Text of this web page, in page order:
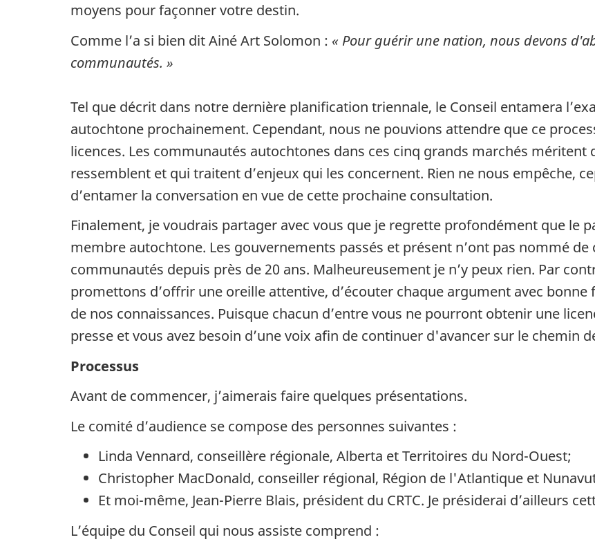
moyens pour façonner votre destin.
Comme l’a si bien dit Ainé Art Solomon : « Pour guérir une nation, nous devons
communautés. »
Tel que décrit dans notre dernière planification triennale, le Conseil entamera
autochtone prochainement. Cependant, nous ne pouvions attendre que ce
licences. Les communautés autochtones dans ces cinq grands marchés méritent
ressemblent et qui traitent d’enjeux qui les concernent. Rien ne nous empêche,
d’entamer la conversation en vue de cette prochaine consultation.
Finalement, je voudrais partager avec vous que je regrette profondément que le
membre autochtone. Les gouvernements passés et présent n’ont pas nommé
communautés depuis près de 20 ans. Malheureusement je n’y peux rien. Par
promettons d’offrir une oreille attentive, d’écouter chaque argument avec
de nos connaissances. Puisque chacun d’entre vous ne pourront obtenir une
presse et vous avez besoin d’une voix afin de continuer d'avancer sur le chemin
Processus
Avant de commencer, j’aimerais faire quelques présentations.
Le comité d’audience se compose des personnes suivantes :
Linda Vennard, conseillère régionale, Alberta et Territoires du Nord-Ouest;
Christopher MacDonald, conseiller régional, Région de l'Atlantique et
Et moi-même, Jean-Pierre Blais, président du CRTC. Je présiderai d’ailleurs
L’équipe du Conseil qui nous assiste comprend :